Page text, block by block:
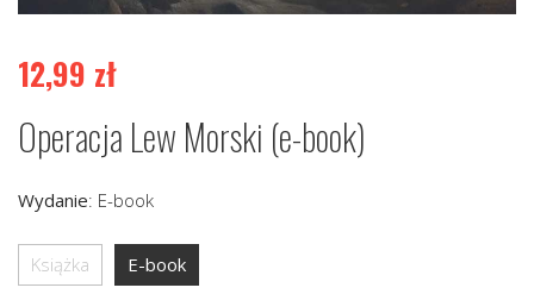
12,99 zł
Operacja Lew Morski (e-book)
Wydanie: E-book
Książka E-book